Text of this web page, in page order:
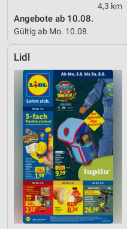
4,3 km
Angebote ab 10.08.
Gültig ab Mo. 10.08.
Lidl